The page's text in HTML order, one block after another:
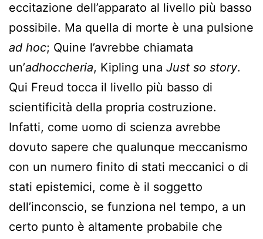
eccitazione dell’apparato al livello più basso
possibile. Ma quella di morte è una pulsione
ad hoc; Quine l’avrebbe chiamata
un’adhoccheria, Kipling una Just so story.
Qui Freud tocca il livello più basso di
scientificità della propria costruzione.
Infatti, come uomo di scienza avrebbe
dovuto sapere che qualunque meccanismo
con un numero finito di stati meccanici o di
stati epistemici, come è il soggetto
dell’inconscio, se funziona nel tempo, a un
certo punto è altamente probabile che